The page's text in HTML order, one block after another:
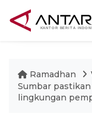
Ramadhan
Sumbar
lingkungan